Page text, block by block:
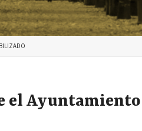
el Ayuntamiento